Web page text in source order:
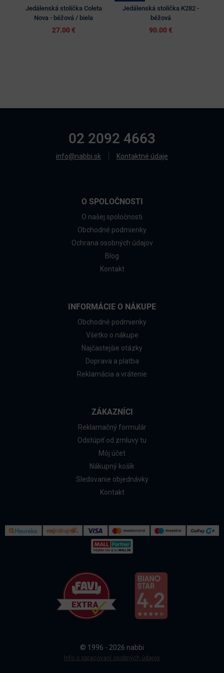
Doprava a platba
Jedálenská stolička Coleta
Nova - béžová / biela
27.00 €
Jedálenská stolička K282 -
béžová
90.00 €
02 2092 4663
info@nabbi.sk Kontaktné údaje
O SPOLOČNOSTI
O našej spoločnosti
Obchodné podmienky
Ochrana osobných údajov
Blog
Kontakt
INFORMÁCIE O NÁKUPE
Obchodné podmienky
Všetko o nákupe
Najčastejšie otázky
Doprava a platba
Reklamácia a vrátenie
ZÁKAZNÍCI
Reklamačný formulár
Odstúpiť od zmluvy tu
Môj účet
Nákupný košík
Sledovanie objednávky
Kontakt
© 1996 - 2026 nabbi
Info o spracovaní osobných údajov